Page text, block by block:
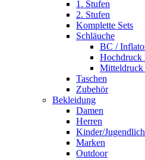
1. Stufen
2. Stufen
Komplette Sets
Schläuche
BC /
Taschen
Zubehör
Bekleidung
Damen
Herren
Kinder/
Marken
Outdoor